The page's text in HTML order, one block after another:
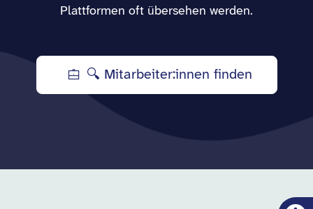
Plattformen oft übersehen werden.
🔍 Mitarbeiter:innen finden